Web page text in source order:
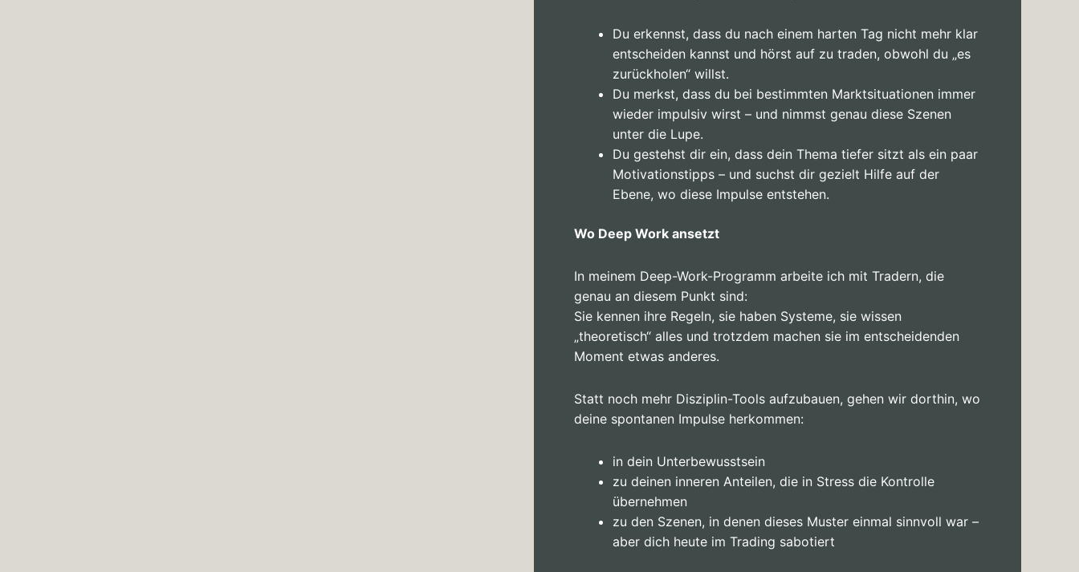
Du erkennst, dass du nach einem harten Tag nicht mehr klar
entscheiden kannst und hörst auf zu traden, obwohl du „es
zurückholen“ willst.
Du merkst, dass du bei bestimmten Marktsituationen immer
wieder impulsiv wirst – und nimmst genau diese Szenen
unter die Lupe.
Du gestehst dir ein, dass dein Thema tiefer sitzt als ein paar
Motivationstipps – und suchst dir gezielt Hilfe auf der
Ebene, wo diese Impulse entstehen.
Wo Deep Work ansetzt
In meinem Deep-Work-Programm arbeite ich mit Tradern, die
genau an diesem Punkt sind:
Sie kennen ihre Regeln, sie haben Systeme, sie wissen
„theoretisch“ alles und trotzdem machen sie im entscheidenden
Moment etwas anderes.
Statt noch mehr Disziplin-Tools aufzubauen, gehen wir dorthin, wo
deine spontanen Impulse herkommen:
in dein Unterbewusstsein
zu deinen inneren Anteilen, die in Stress die Kontrolle
übernehmen
zu den Szenen, in denen dieses Muster einmal sinnvoll war –
aber dich heute im Trading sabotiert